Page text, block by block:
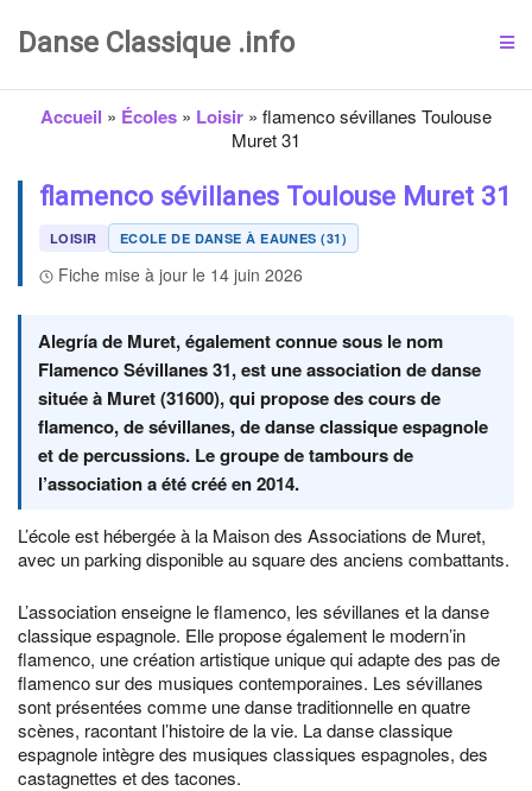
Danse Classique .info
Accueil » Écoles » Loisir » flamenco sévillanes Toulouse
Muret 31
flamenco sévillanes Toulouse Muret 31
LOISIR ECOLE DE DANSE À EAUNES (31)
Fiche mise à jour le 14 juin 2026
Alegría de Muret, également connue sous le nom
Flamenco Sévillanes 31, est une association de danse
située à Muret (31600), qui propose des cours de
flamenco, de sévillanes, de danse classique espagnole
et de percussions. Le groupe de tambours de
l’association a été créé en 2014.
L’école est hébergée à la Maison des Associations de Muret,
avec un parking disponible au square des anciens combattants.
L’association enseigne le flamenco, les sévillanes et la danse
classique espagnole. Elle propose également le modern’in
flamenco, une création artistique unique qui adapte des pas de
flamenco sur des musiques contemporaines. Les sévillanes
sont présentées comme une danse traditionnelle en quatre
scènes, racontant l’histoire de la vie. La danse classique
espagnole intègre des musiques classiques espagnoles, des
castagnettes et des tacones.